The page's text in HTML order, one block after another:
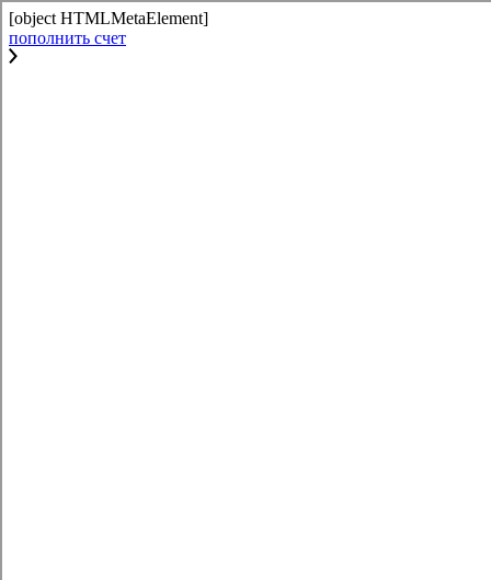
[object HTMLMetaElement]
пополнить счет